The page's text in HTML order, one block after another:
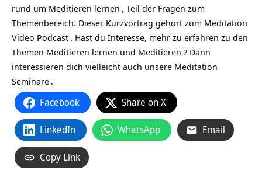
rund um Meditieren lernen , Teil der Fragen zum
Themenbereich. Dieser Kurzvortrag gehört zum Meditation
Video Podcast . Hast du Interesse, mehr zu erfahren zu den
Themen Meditieren lernen und Meditieren ? Dann
interessieren dich vielleicht auch unsere Meditation
Seminare .
Facebook Share on X
LinkedIn WhatsApp Email
Copy Link